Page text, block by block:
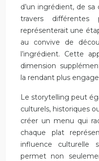
d’un ingrédient, de
travers différentes
représenterait une
au convive de
l’ingrédient. Cette
dimension
la rendant plus
Le storytelling peut
culturels, historiques
créer un menu qui
chaque plat
influence culturelle
permet non